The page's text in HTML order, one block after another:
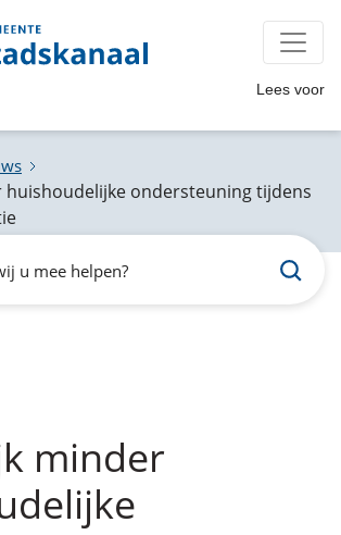
Lees voor
huishoudelijke ondersteuning tijdens
minder